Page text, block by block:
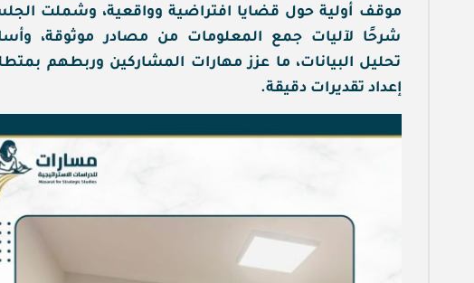
موقف أولية حول قضايا افتراضية وواقعية، وشملت
شرحًا لآليات جمع المعلومات من مصادر موثوقة،
تحليل البيانات، ما عزز مهارات المشاركين وربطهم
إعداد تقديرات دقيقة.